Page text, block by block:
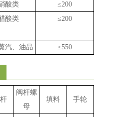
酸类 ≤200
酸类 ≤200
汽、油品 ≤550
阀杆螺
母
填料 手轮